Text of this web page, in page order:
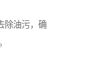
除油污，确